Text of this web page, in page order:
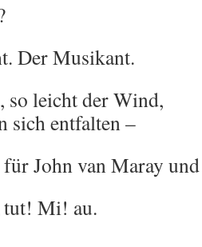
Der Musikant.
so leicht der Wind,
sich entfalten –
John van Maray und
tut! Mi! au.